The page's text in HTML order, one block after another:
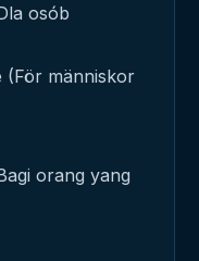
osób
(För människor
orang yang